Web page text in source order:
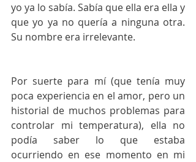
yo ya lo sabía. Sabía que ella era ella y
que yo ya no quería a ninguna otra.
Su nombre era irrelevante.
Por suerte para mí (que tenía muy
poca experiencia en el amor, pero un
historial de muchos problemas para
controlar mi temperatura), ella no
podía saber lo que estaba
ocurriendo en ese momento en mi